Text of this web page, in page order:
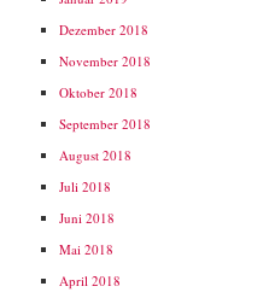
Dezember 2018
November 2018
Oktober 2018
September 2018
August 2018
Juli 2018
Juni 2018
Mai 2018
April 2018